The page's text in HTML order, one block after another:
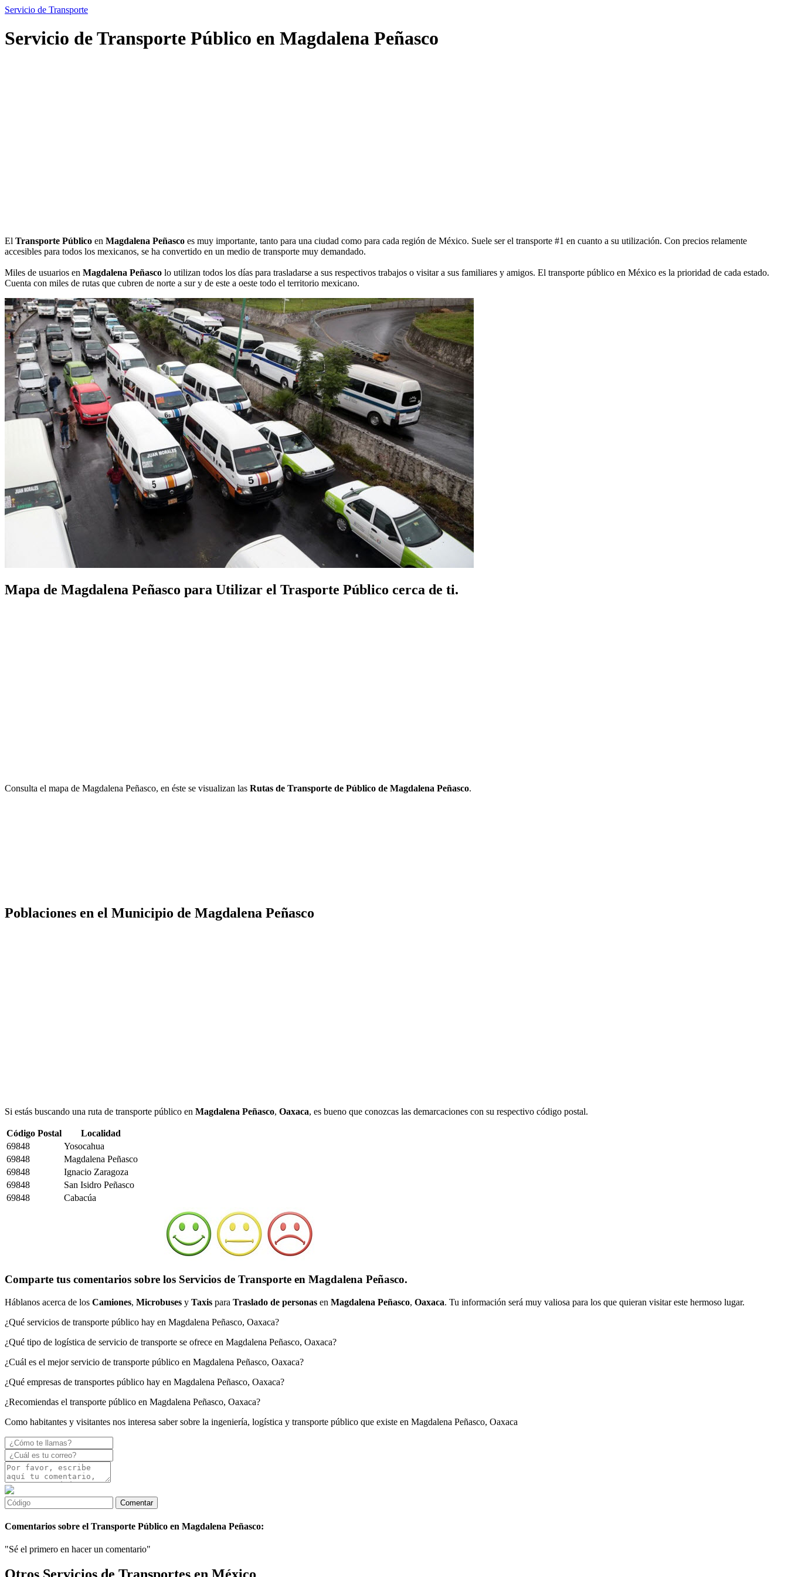
Servicio de Transporte
Servicio de Transporte Público en Magdalena Peñasco
El Transporte Público en Magdalena Peñasco es muy importante, tanto para una ciudad como para cada región de México. Suele ser el transporte #1 en cuanto a su utilización. Con precios relamente
accesibles para todos los mexicanos, se ha convertido en un medio de transporte muy demandado.
Miles de usuarios en Magdalena Peñasco lo utilizan todos los días para trasladarse a sus respectivos trabajos o visitar a sus familiares y amigos. El transporte público en México es la prioridad de cada estado.
Cuenta con miles de rutas que cubren de norte a sur y de este a oeste todo el territorio mexicano.
Mapa de Magdalena Peñasco para Utilizar el Trasporte Público cerca de ti.
Consulta el mapa de Magdalena Peñasco, en éste se visualizan las Rutas de Transporte de Público de Magdalena Peñasco.
Poblaciones en el Municipio de Magdalena Peñasco
Si estás buscando una ruta de transporte público en Magdalena Peñasco, Oaxaca, es bueno que conozcas las demarcaciones con su respectivo código postal.
Código Postal
Localidad
69848
Yosocahua
69848
Magdalena Peñasco
69848
Ignacio Zaragoza
69848
San Isidro Peñasco
69848
Cabacúa
Comparte tus comentarios sobre los Servicios de Transporte en Magdalena Peñasco.
Háblanos acerca de los Camiones, Microbuses y Taxis para Traslado de personas en Magdalena Peñasco, Oaxaca. Tu información será muy valiosa para los que quieran visitar este hermoso lugar.
¿Qué servicios de transporte público hay en Magdalena Peñasco, Oaxaca?
¿Qué tipo de logística de servicio de transporte se ofrece en Magdalena Peñasco, Oaxaca?
¿Cuál es el mejor servicio de transporte público en Magdalena Peñasco, Oaxaca?
¿Qué empresas de transportes público hay en Magdalena Peñasco, Oaxaca?
¿Recomiendas el transporte público en Magdalena Peñasco, Oaxaca?
Como habitantes y visitantes nos interesa saber sobre la ingeniería, logística y transporte público que existe en Magdalena Peñasco, Oaxaca
Comentarios sobre el Transporte Público en Magdalena Peñasco:
"Sé el primero en hacer un comentario"